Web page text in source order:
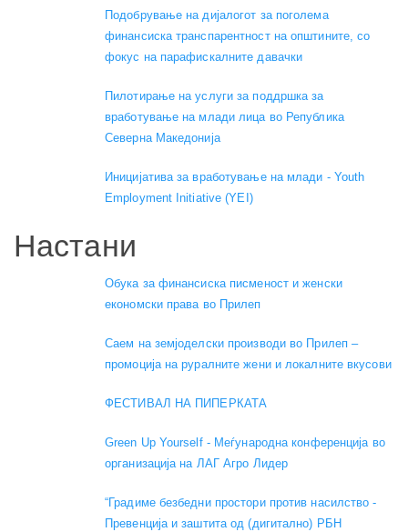
Подобрување на дијалогот за поголема
финансиска транспарентност на општините, со
фокус на парафискалните давачки
Пилотирање на услуги за поддршка за
вработување на млади лица во Република
Северна Македонија
Иницијатива за вработување на млади - Youth
Employment Initiative (YEI)
Настани
Обука за финансиска писменост и женски
економски права во Прилеп
Саем на земјоделски производи во Прилеп –
промоција на руралните жени и локалните вкусови
ФЕСТИВАЛ НА ПИПЕРКАТА
Green Up Yourself - Меѓународна конференција во
организација на ЛАГ Агро Лидер
“Градиме безбедни простори против насилство -
Превенција и заштита од (дигитално) РБН